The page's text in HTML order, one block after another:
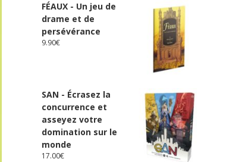
FÉAUX - Un jeu de
drame et de
persévérance
9.90€
SAN - Écrasez la
concurrence et
asseyez votre
domination sur le
monde
17.00€